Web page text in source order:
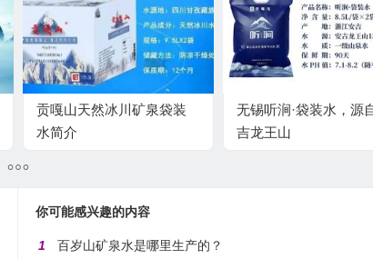
贡嘎山天然冰川矿泉袋装
水简介
无锡听涧·袋装水，源
吉龙王山
你可能感兴趣的内容
1 百岁山矿泉水是哪里生产的？